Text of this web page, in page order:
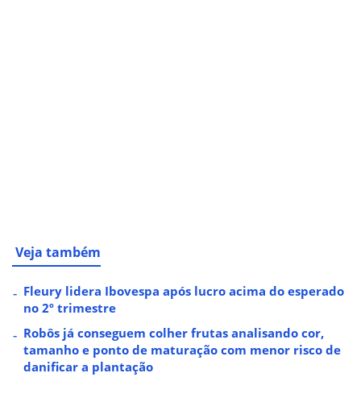
Veja também
Fleury lidera Ibovespa após lucro acima do esperado
no 2º trimestre
Robôs já conseguem colher frutas analisando cor,
tamanho e ponto de maturação com menor risco de
danificar a plantação